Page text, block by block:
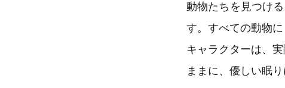
動物たちを見つけ
す。すべての動物
キャラクターは、
ままに、優しい眠り